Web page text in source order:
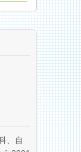
、自